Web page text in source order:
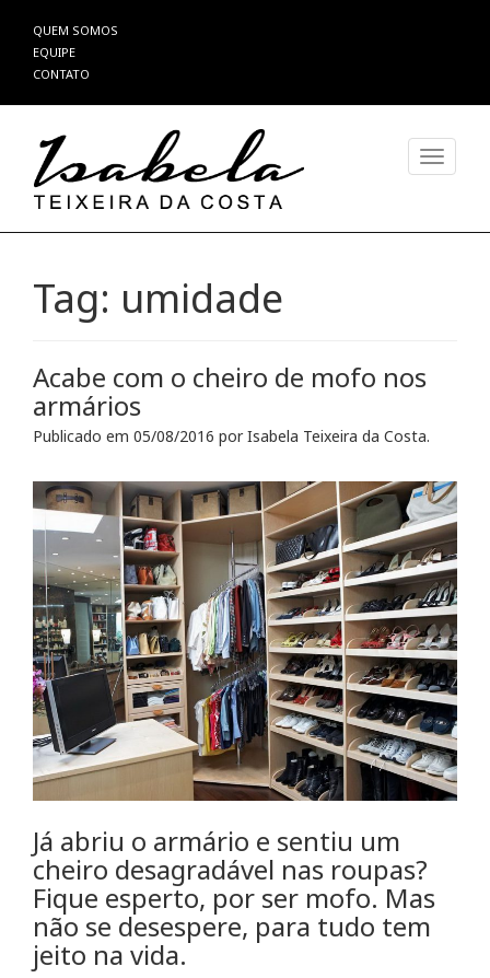
Pular
para
o
QUEM SOMOS
EQUIPE
CONTATO
Tag: umidade
Acabe com o cheiro de mofo nos
armários
Publicado em 05/08/2016 porIsabela Teixeira da Costa.
Já abriu o armário e sentiu um
cheiro desagradável nas roupas?
Fique esperto, por ser mofo. Mas
não se desespere, para tudo tem
jeito na vida.